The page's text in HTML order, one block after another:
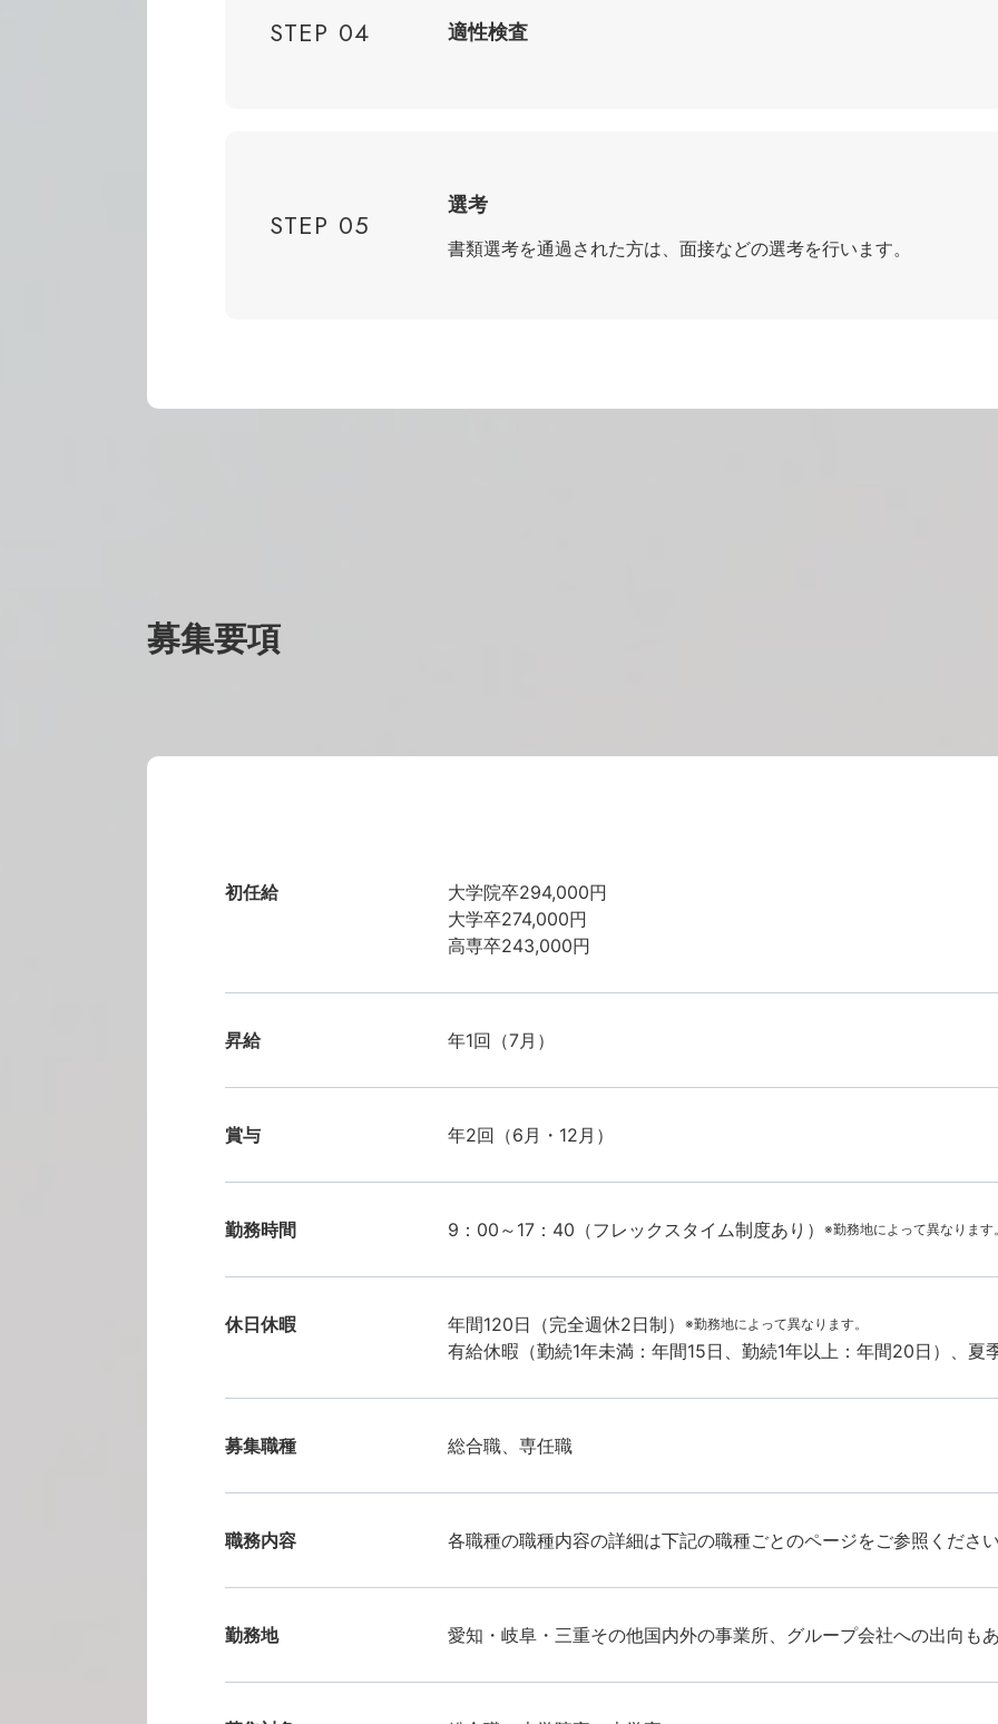
STEP 04 適性検査
STEP 05
選考
書類選考を通過された方は、面接などの選考を行います。
募集要項
初任給
大学院卒294,000円
大学卒274,000円
高専卒243,000円
昇給 年1回（7月）
賞与 年2回（6月・12月）
勤務時間 9：00～17：40（フレックスタイム制度あり） ※勤務地によって異なります
休日休暇 年間120日（完全週休2日制） ※勤務地によって異なります。
有給休暇（勤続1年未満：年間15日、勤続1年以上：年間20日）、夏
募集職種 総合職、専任職
職務内容 各職種の職種内容の詳細は下記の職種ごとのページをご参照くださ
勤務地 愛知・岐阜・三重その他国内外の事業所、グループ会社への出向も